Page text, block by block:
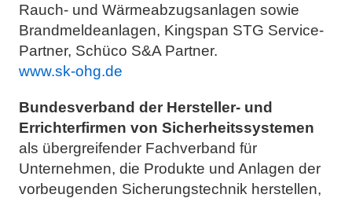
Rauch- und Wärmeabzugsanlagen sowie
Brandmeldeanlagen, Kingspan STG Service-
Partner, Schüco S&A Partner.
www.sk-ohg.de
Bundesverband der Hersteller- und
Errichterfirmen von Sicherheitssystemen
als übergreifender Fachverband für
Unternehmen, die Produkte und Anlagen der
vorbeugenden Sicherungstechnik herstellen,